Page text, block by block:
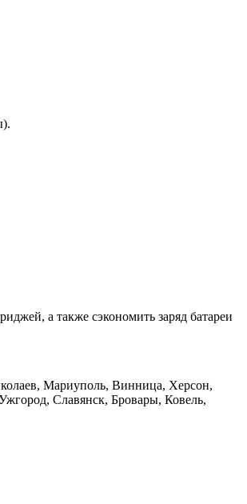
а также сэкономить заряд батареи
Мариуполь, Винница, Херсон,
Славянск, Бровары, Ковель,